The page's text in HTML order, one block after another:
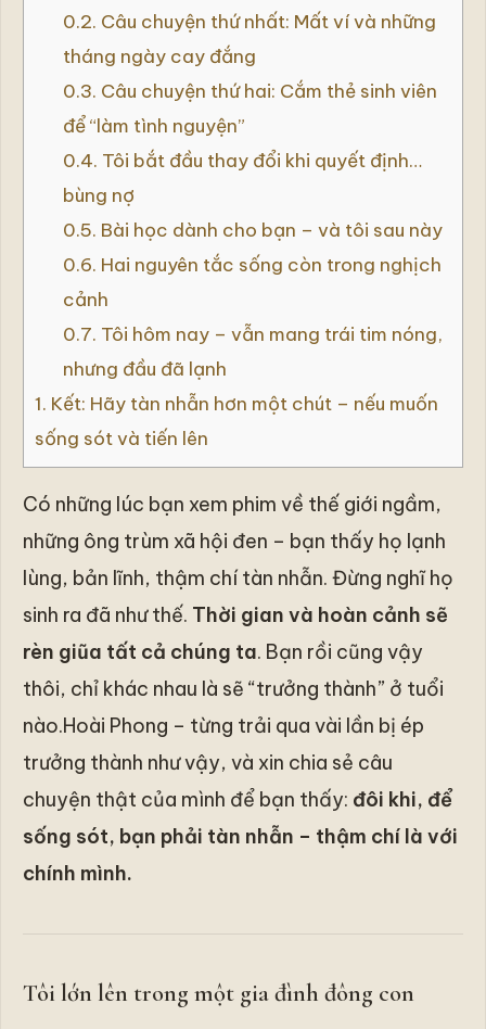
0.2. Câu chuyện thứ nhất: Mất ví và những
tháng ngày cay đắng
0.3. Câu chuyện thứ hai: Cắm thẻ sinh viên
để “làm tình nguyện”
0.4. Tôi bắt đầu thay đổi khi quyết định…
bùng nợ
0.5. Bài học dành cho bạn – và tôi sau này
0.6. Hai nguyên tắc sống còn trong nghịch
cảnh
0.7. Tôi hôm nay – vẫn mang trái tim nóng,
nhưng đầu đã lạnh
1. Kết: Hãy tàn nhẫn hơn một chút – nếu muốn
sống sót và tiến lên
Có những lúc bạn xem phim về thế giới ngầm,
những ông trùm xã hội đen – bạn thấy họ lạnh
lùng, bản lĩnh, thậm chí tàn nhẫn. Đừng nghĩ họ
sinh ra đã như thế. Thời gian và hoàn cảnh sẽ
rèn giũa tất cả chúng ta. Bạn rồi cũng vậy
thôi, chỉ khác nhau là sẽ “trưởng thành” ở tuổi
nào.Hoài Phong – từng trải qua vài lần bị ép
trưởng thành như vậy, và xin chia sẻ câu
chuyện thật của mình để bạn thấy: đôi khi, để
sống sót, bạn phải tàn nhẫn – thậm chí là với
chính mình.
Tôi lớn lên trong một gia đình đông con